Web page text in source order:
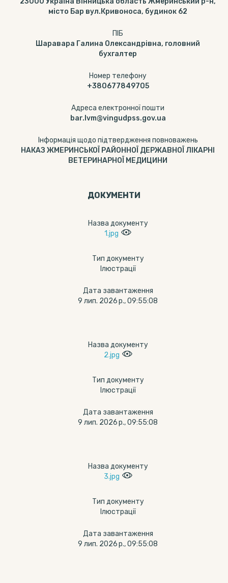
місто Бар вул.Кривоноса, будинок 62
ПІБ
Шаравара Галина Олександрівна, головний
бухгалтер
Номер телефону
+380677849705
Адреса електронної пошти
bar.lvm@vingudpss.gov.ua
Інформація щодо підтвердження повноважень
НАКАЗ ЖМЕРИНСЬКОЇ РАЙОННОЇ ДЕРЖАВНОЇ ЛІКАРНІ
ВЕТЕРИНАРНОЇ МЕДИЦИНИ
ДОКУМЕНТИ
Назва документу
1.jpg
Тип документу
Ілюстрації
Дата завантаження
9 лип. 2026 р., 09:55:08
Назва документу
2.jpg
Тип документу
Ілюстрації
Дата завантаження
9 лип. 2026 р., 09:55:08
Назва документу
3.jpg
Тип документу
Ілюстрації
Дата завантаження
9 лип. 2026 р., 09:55:08